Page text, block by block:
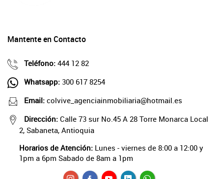
Mantente en Contacto
Teléfono: 444 12 82
Whatsapp: 300 617 8254
Email: colvive_agenciainmobiliaria@hotmail.es
Dirección: Calle 73 sur No.45 A 28 Torre Monarca Local
2, Sabaneta, Antioquia
Horarios de Atención: Lunes - viernes de 8:00 a 12:00 y
1pm a 6pm Sabado de 8am a 1pm